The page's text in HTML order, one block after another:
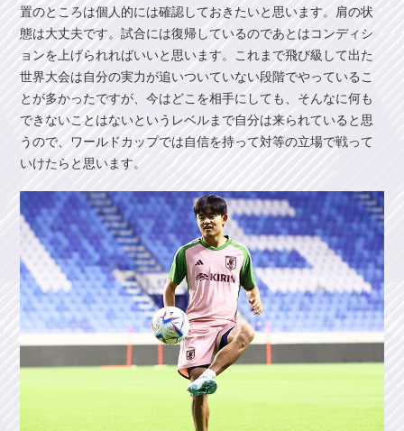
置のところは個人的には確認しておきたいと思います。肩の状
態は大丈夫です。試合には復帰しているのであとはコンディシ
ョンを上げられればいいと思います。これまで飛び級して出た
世界大会は自分の実力が追いついていない段階でやっているこ
とが多かったですが、今はどこを相手にしても、そんなに何も
できないことはないというレベルまで自分は来られていると思
うので、ワールドカップでは自信を持って対等の立場で戦って
いけたらと思います。